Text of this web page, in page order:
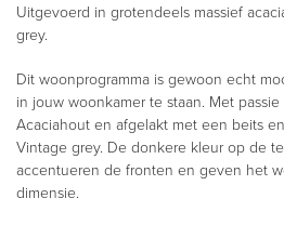
Uitgevoerd in grotendeels massief
grey.
Dit woonprogramma is gewoon echt
in jouw woonkamer te staan. Met
Acaciahout en afgelakt met een beits
Vintage grey. De donkere kleur op de
accentueren de fronten en geven het
dimensie.